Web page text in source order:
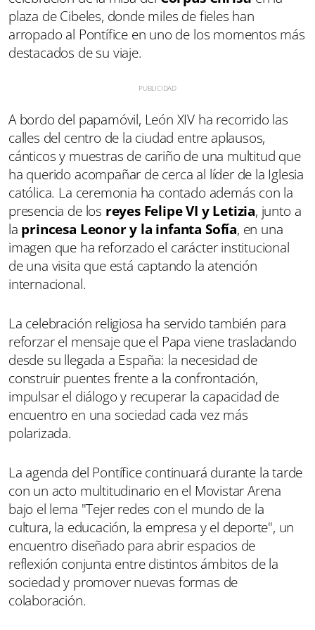
plaza de Cibeles, donde miles de fieles han
arropado al Pontífice en uno de los momentos más
destacados de su viaje.
A bordo del papamóvil, León XIV ha recorrido las
calles del centro de la ciudad entre aplausos,
cánticos y muestras de cariño de una multitud que
ha querido acompañar de cerca al líder de la Iglesia
católica. La ceremonia ha contado además con la
presencia de los reyes Felipe VI y Letizia, junto a
la princesa Leonor y la infanta Sofía, en una
imagen que ha reforzado el carácter institucional
de una visita que está captando la atención
internacional.
La celebración religiosa ha servido también para
reforzar el mensaje que el Papa viene trasladando
desde su llegada a España: la necesidad de
construir puentes frente a la confrontación,
impulsar el diálogo y recuperar la capacidad de
encuentro en una sociedad cada vez más
polarizada.
La agenda del Pontífice continuará durante la tarde
con un acto multitudinario en el Movistar Arena
bajo el lema "Tejer redes con el mundo de la
cultura, la educación, la empresa y el deporte", un
encuentro diseñado para abrir espacios de
reflexión conjunta entre distintos ámbitos de la
sociedad y promover nuevas formas de
colaboración.